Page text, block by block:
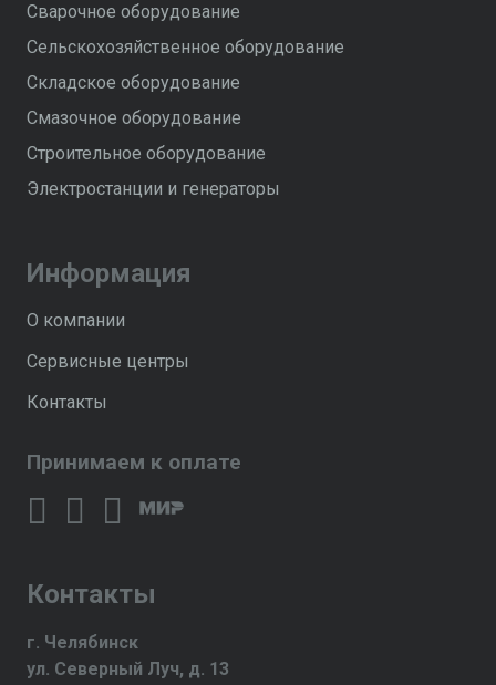
Сварочное оборудование
Сельскохозяйственное оборудование
Складское оборудование
Смазочное оборудование
Строительное оборудование
Электростанции и генераторы
Информация
О компании
Сервисные центры
Контакты
Принимаем к оплате
Контакты
г. Челябинск
ул. Северный Луч, д. 13